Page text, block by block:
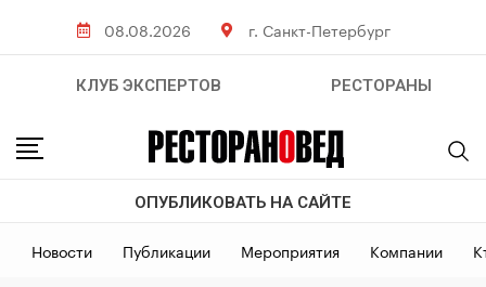
08.08.2026 г. Санкт-Петербург
КЛУБ ЭКСПЕРТОВ РЕСТОРАНЫ
ОПУБЛИКОВАТЬ НА САЙТЕ
Новости Публикации Мероприятия Компании